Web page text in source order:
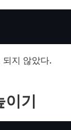
지 않았다.
이기